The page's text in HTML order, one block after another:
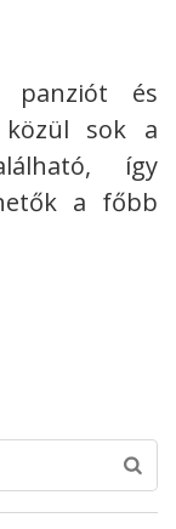
panziót és
közül sok a
így
a főbb